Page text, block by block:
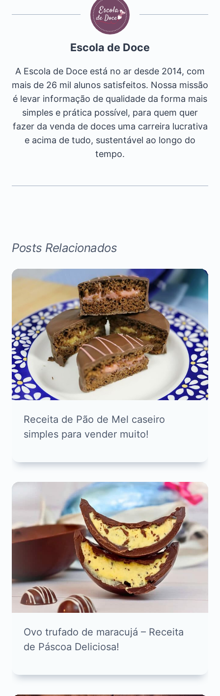
Escola de Doce
A Escola de Doce está no ar desde 2014, com
mais de 26 mil alunos satisfeitos. Nossa missão
é levar informação de qualidade da forma mais
simples e prática possível, para quem quer
fazer da venda de doces uma carreira lucrativa
e acima de tudo, sustentável ao longo do
tempo.
Posts Relacionados
Receita de Pão de Mel caseiro
simples para vender muito!
Ovo trufado de maracujá – Receita
de Páscoa Deliciosa!